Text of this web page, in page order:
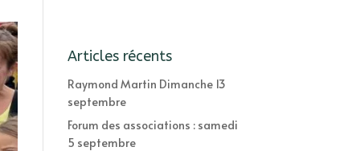
Articles récents
Raymond Martin Dimanche 13
septembre
Forum des associations : samedi
5 septembre